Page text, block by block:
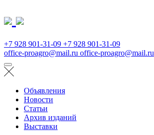
+7 928 901-31-09 +7 928 901-31-09
office-proagro@mail.ru office-proagro@mail.ru
Объявления
Новости
Статьи
Архив изданий
Выставки